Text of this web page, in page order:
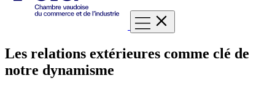
Les relations extérieures comme clé de
notre dynamisme